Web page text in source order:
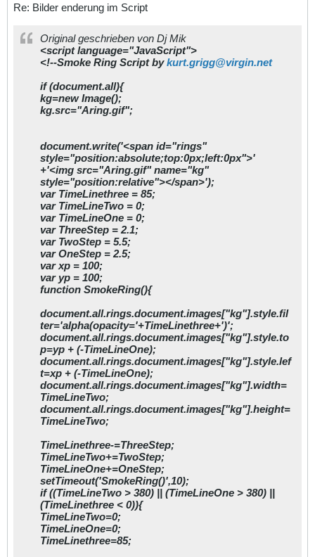
Re: Bilder enderung im Script
Original geschrieben von Dj Mik
<script language="JavaScript">
<!--Smoke Ring Script bykurt.grigg@virgin.net
if (document.all){
kg=new Image();
kg.src="Aring.gif";
document.write('<span id="rings"
style="position:absolute;top:0px;left:0px">'
+'<img src="Aring.gif" name="kg"
style="position:relative"></span>');
var TimeLinethree = 85;
var TimeLineTwo = 0;
var TimeLineOne = 0;
var ThreeStep = 2.1;
var TwoStep = 5.5;
var OneStep = 2.5;
var xp = 100;
var yp = 100;
function SmokeRing(){
document.all.rings.document.images["kg"].style.fil
ter='alpha(opacity='+TimeLinethree+')';
document.all.rings.document.images["kg"].style.to
p=yp + (-TimeLineOne);
document.all.rings.document.images["kg"].style.lef
t=xp + (-TimeLineOne);
document.all.rings.document.images["kg"].width=
TimeLineTwo;
document.all.rings.document.images["kg"].height=
TimeLineTwo;
TimeLinethree-=ThreeStep;
TimeLineTwo+=TwoStep;
TimeLineOne+=OneStep;
setTimeout('SmokeRing()',10);
if ((TimeLineTwo > 380) || (TimeLineOne > 380) ||
(TimeLinethree < 0)){
TimeLineTwo=0;
TimeLineOne=0;
TimeLinethree=85;